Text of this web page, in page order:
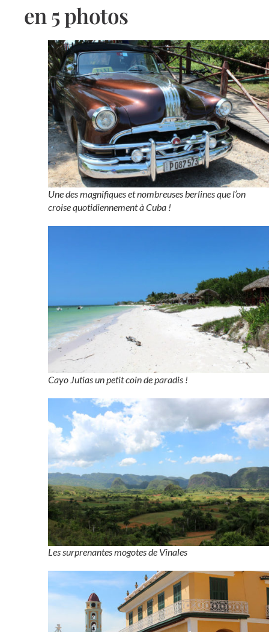
en 5 photos
Une des magnifiques et nombreuses berlines que l’on
croise quotidiennement à Cuba !
Cayo Jutias un petit coin de paradis !
Les surprenantes mogotes de Vinales